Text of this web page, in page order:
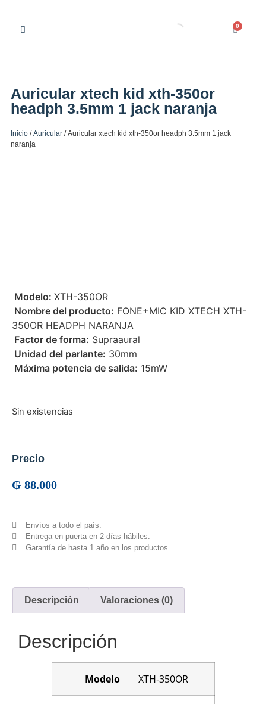
0
Auricular xtech kid xth-350or
headph 3.5mm 1 jack naranja
Inicio /Auricular / Auricular xtech kid xth-350or headph 3.5mm 1 jack
naranja
 Modelo: XTH-350OR
 Nombre del producto: FONE+MIC KID XTECH XTH-
350OR HEADPH NARANJA
 Factor de forma: Supraaural
 Unidad del parlante: 30mm
 Máxima potencia de salida: 15mW
Sin existencias
Precio
₲ 88.000
Envíos a todo el país.
Entrega en puerta en 2 días hábiles.
Garantía de hasta 1 año en los productos.
Descripción Valoraciones (0)
Descripción
Modelo XTH-350OR